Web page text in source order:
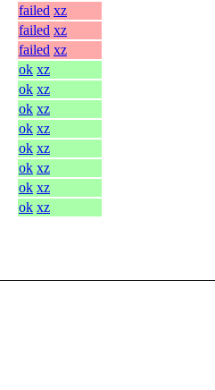
failed xz
failed xz
failed xz
ok xz
ok xz
ok xz
ok xz
ok xz
ok xz
ok xz
ok xz